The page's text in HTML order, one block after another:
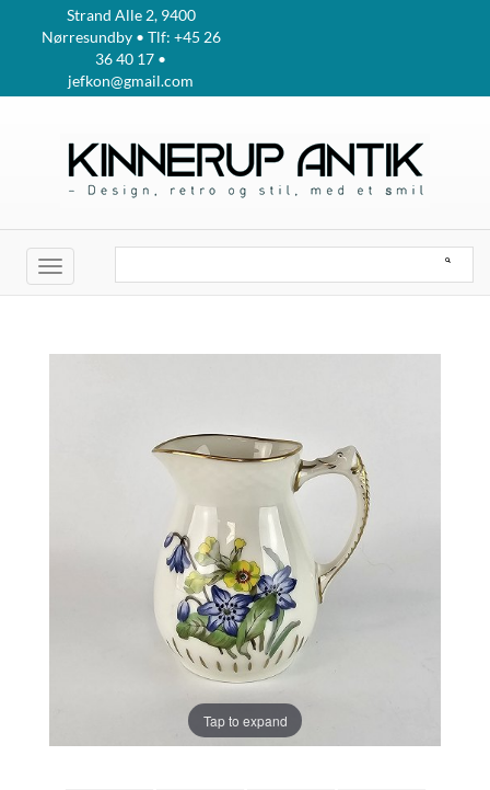
Strand Alle 2, 9400
Nørresundby • Tlf: +45 26
36 40 17 •
jefkon@gmail.com
Toggle
navigation
Tap to expand